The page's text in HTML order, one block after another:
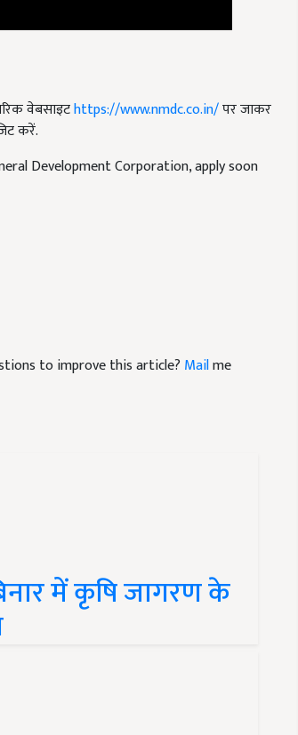
वेबसाइटhttps://www.nmdc.co.in/पर जाकर
करें.
Development Corporation, apply soon
to improve this article? Mailme
में कृषि जागरण के